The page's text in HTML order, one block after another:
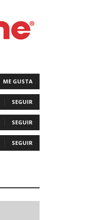
ME GUSTA
SEGUIR
SEGUIR
SEGUIR